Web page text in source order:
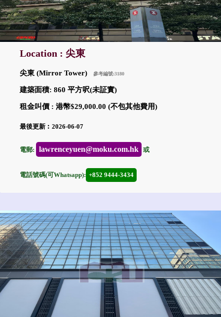
Location : 尖東
尖東 (Mirror Tower) 參考編號:3180
建築面積: 860 平方呎(未証實)
租金叫價 : 港幣$29,000.00 (不包其他費用)
最後更新︰2026-06-07
電郵: lawrenceyuen@moku.com.hk 或
電話號碼(可Whatsapp): +852 9444-3434